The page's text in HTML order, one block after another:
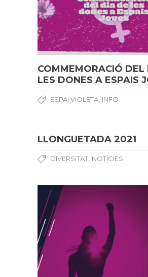
COMMEMORACIÓ DEL
LES DONES A ESPAIS
ESPAI VIOLETA, INFO
LLONGUETADA 2021
DIVERSITAT, NOTÍCIES